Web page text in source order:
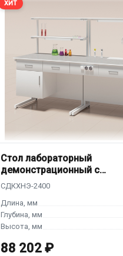
ХИТ
Стол лабораторный
демонстрационный с
надстройкой
88 202 ₽